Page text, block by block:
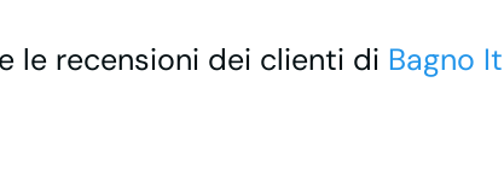
le recensioni dei clienti di Bagno